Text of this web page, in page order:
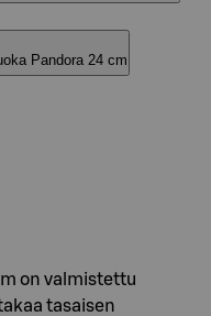
Pandora 24 cm
on valmistettu
tasaisen